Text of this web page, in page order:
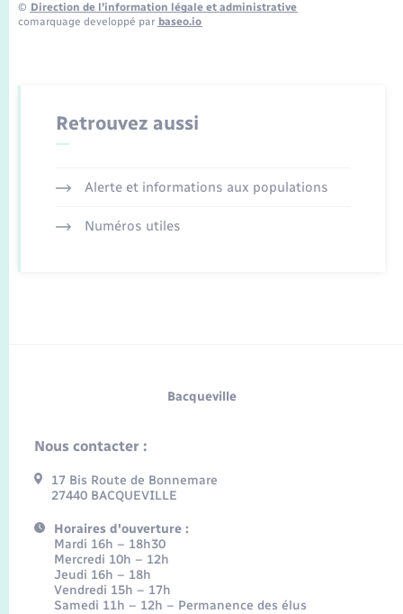
© Direction de l’information légale et administrative
comarquage developpé par baseo.io
Retrouvez aussi
Alerte et informations aux populations
Numéros utiles
Bacqueville
Nous contacter :
17 Bis Route de Bonnemare
27440 BACQUEVILLE
Horaires d'ouverture :
Mardi 16h – 18h30
Mercredi 10h – 12h
Jeudi 16h – 18h
Vendredi 15h – 17h
Samedi 11h – 12h – Permanence des élus